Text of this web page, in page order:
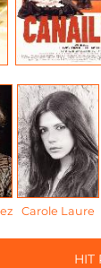
Carole Laure
HIT